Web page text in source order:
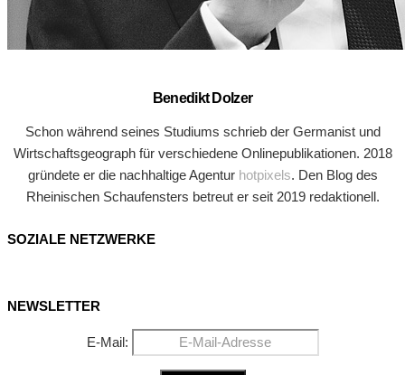
Benedikt Dolzer
Schon während seines Studiums schrieb der Germanist und
Wirtschaftsgeograph für verschiedene Onlinepublikationen. 2018
gründete er die nachhaltige Agentur hotpixels. Den Blog des
Rheinischen Schaufensters betreut er seit 2019 redaktionell.
SOZIALE NETZWERKE
NEWSLETTER
E-Mail: